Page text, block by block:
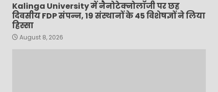
Kalinga University में नैनोटेक्नोलॉजी पर छह
दिवसीय FDP संपन्न, 19 संस्थानों के 45 विशेषज्ञों ने लिया
हिस्सा
August 8, 2026